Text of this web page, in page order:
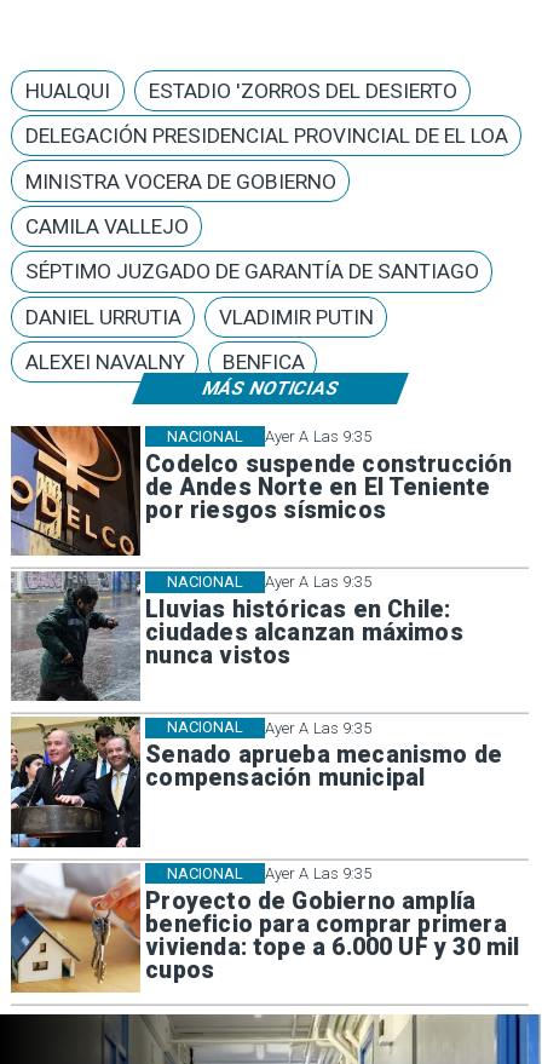
MÁS NOTICIAS
Ayer A Las 9:35
Codelco suspende construcción
de Andes Norte en El Teniente
por riesgos sísmicos
NACIONAL
Ayer A Las 9:35
Lluvias históricas en Chile:
ciudades alcanzan máximos
nunca vistos
NACIONAL
Ayer A Las 9:35
Senado aprueba mecanismo de
compensación municipal
NACIONAL
Ayer A Las 9:35
Proyecto de Gobierno amplía
beneficio para comprar primera
vivienda: tope a 6.000 UF y 30 mil
cupos
NACIONAL
HUALQUI
ESTADIO 'ZORROS DEL DESIERTO
DELEGACIÓN PRESIDENCIAL PROVINCIAL DE EL LOA
MINISTRA VOCERA DE GOBIERNO
CAMILA VALLEJO
SÉPTIMO JUZGADO DE GARANTÍA DE SANTIAGO
DANIEL URRUTIA
VLADIMIR PUTIN
ALEXEI NAVALNY
BENFICA